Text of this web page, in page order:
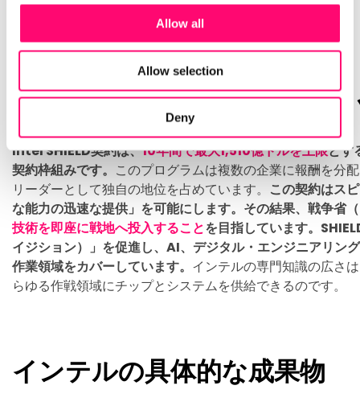
Allow all
Allow selection
Deny
SHIELD契約：1,510億ドル
Intel SHIELD契約は、10年間で最大1,510億ドルを上限とす
契約枠組みです。 このプログラムは複数の企業に報酬を分
リーダーとして独自の地位を占めています。 この契約はス
な能力の迅速な提供」を可能にします。その結果、戦争省
技術を即座に戦地へ投入することを目指しています。
イジション）」を促進し、AI、デジタル・エンジニアリン
作業領域をカバーしています。 インテルの専門知識の広さ
らゆる作戦領域にチップとシステムを供給できるのです。
インテルの具体的な成果物